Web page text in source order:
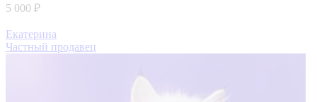
5 000 ₽
Екатерина
Частный продавец